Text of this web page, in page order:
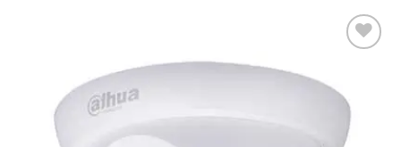
Add to wishlist